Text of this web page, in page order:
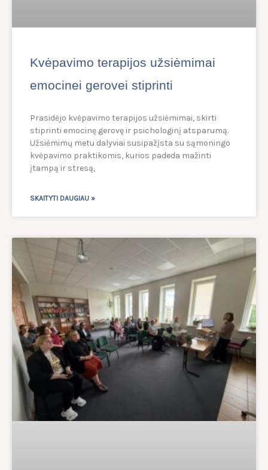
Kvėpavimo terapijos užsiėmimai
emocinei gerovei stiprinti
Prasidėjo kvėpavimo terapijos užsiėmimai, skirti
stiprinti emocinę gerovę ir psichologinį atsparumą.
Užsiėmimų metu dalyviai susipažįsta su sąmoningo
kvėpavimo praktikomis, kurios padeda mažinti
įtampą ir stresą,
SKAITYTI DAUGIAU »